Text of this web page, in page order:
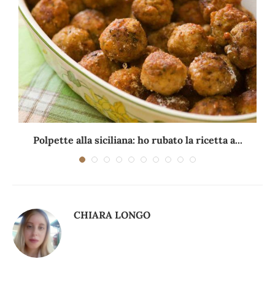
Polpette alla siciliana: ho rubato la ricetta a...
CHIARA LONGO